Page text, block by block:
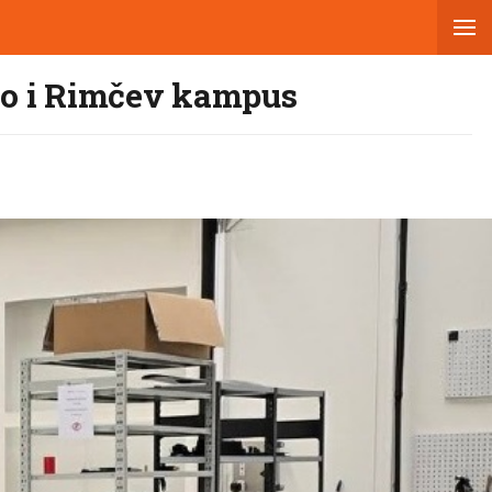
i Rimčev kampus